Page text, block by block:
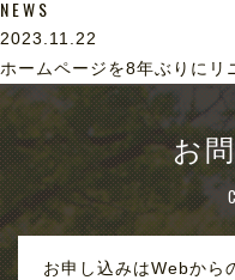
NEWS
2023.11.22
ホームページを8年ぶりにリ
お
お申し込みはWebから